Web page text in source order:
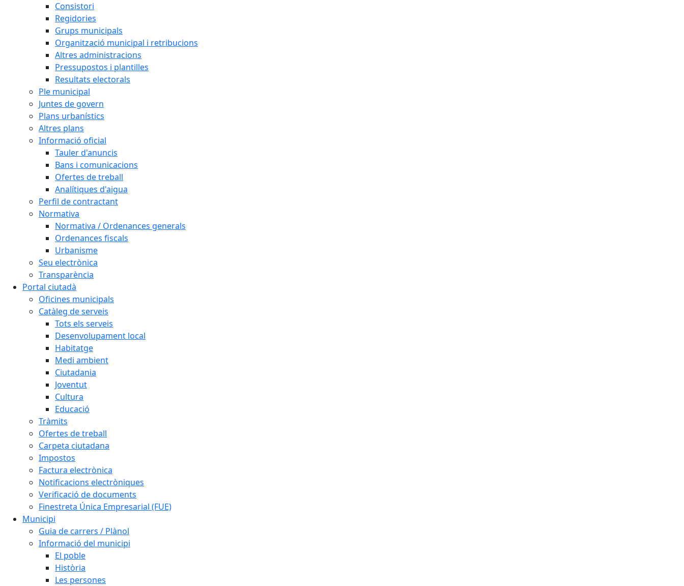
Consistori
Regidories
Grups municipals
Organització municipal i retribucions
Altres administracions
Pressupostos i plantilles
Resultats electorals
Ple municipal
Juntes de govern
Plans urbanístics
Altres plans
Informació oficial
Tauler d'anuncis
Bans i comunicacions
Ofertes de treball
Analítiques d'aigua
Perfil de contractant
Normativa
Normativa / Ordenances generals
Ordenances fiscals
Urbanisme
Seu electrònica
Transparència
Portal ciutadà
Oficines municipals
Catàleg de serveis
Tots els serveis
Desenvolupament local
Habitatge
Medi ambient
Ciutadania
Joventut
Cultura
Educació
Tràmits
Ofertes de treball
Carpeta ciutadana
Impostos
Factura electrònica
Notificacions electròniques
Verificació de documents
Finestreta Única Empresarial (FUE)
Municipi
Guia de carrers / Plànol
Informació del municipi
El poble
Història
Les persones